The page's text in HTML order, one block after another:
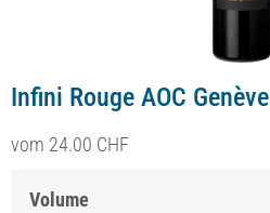
Infini Rouge AOC Genève
vom 24.00 CHF
Volume